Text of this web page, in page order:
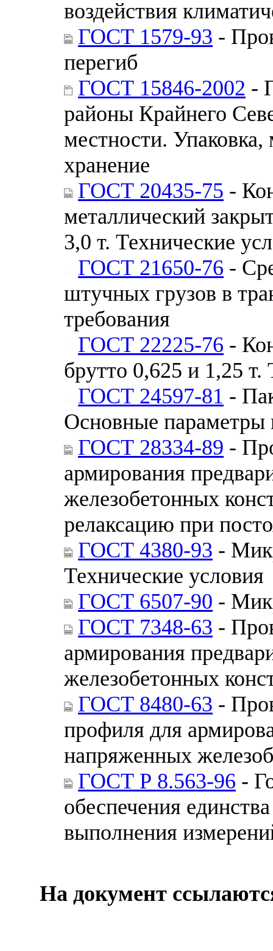
воздействия
ГОСТ 1579-93 -
перегиб
ГОСТ 15846-2002 -
районы Крайнего
местности. Упаковка,
хранение
ГОСТ 20435-75 -
металлический
3,0 т. Технические
ГОСТ 21650-76 -
штучных грузов в
требования
ГОСТ 22225-76 -
брутто 0,625 и 1,25 т.
ГОСТ 24597-81 -
Основные параметры
ГОСТ 28334-89 -
армирования
железобетонных
релаксацию при
ГОСТ 4380-93 -
Технические условия
ГОСТ 6507-90 -
ГОСТ 7348-63 -
армирования
железобетонных
ГОСТ 8480-63 -
профиля для
напряженных
ГОСТ Р 8.563-96 -
обеспечения
выполнения
На документ